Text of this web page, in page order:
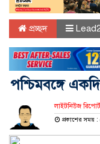
প্রচ্ছদ
পশ্চিমবঙ্গে
লাইটনিউজ
প্রকাশের সময়